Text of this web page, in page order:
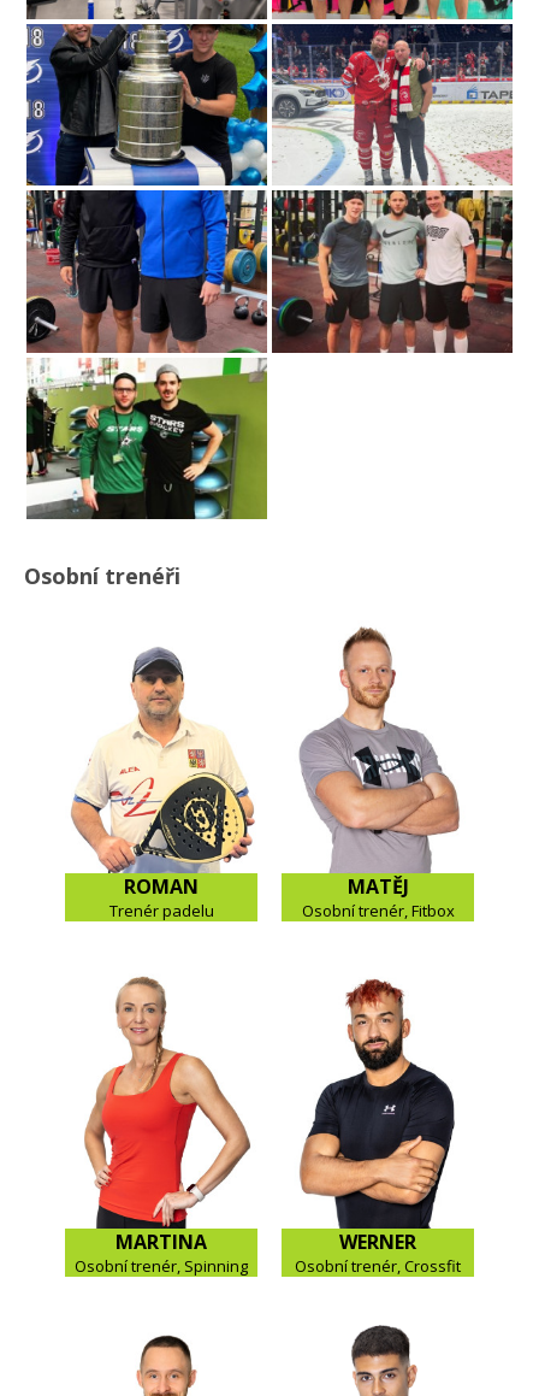
Osobní trenéři
ROMAN
Trenér padelu
MATĚJ
Osobní trenér, Fitbox
MARTINA
Osobní trenér, Spinning
WERNER
Osobní trenér, Crossfit